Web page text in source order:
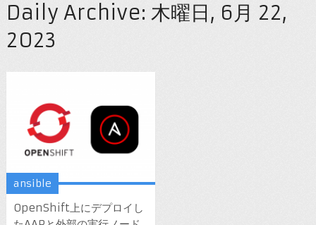
Daily Archive: 木曜日, 6月 22,
2023
ansible
OpenShift上にデプロイし